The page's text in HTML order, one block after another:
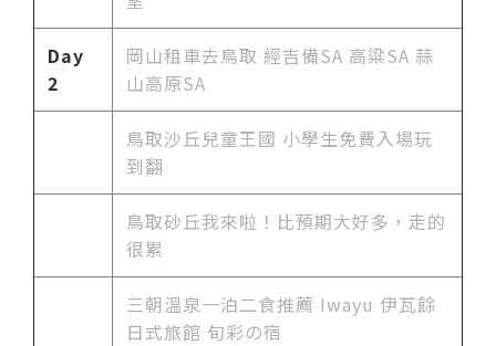
Day
2
岡山租車去鳥取 經吉備SA 高粱SA 蒜
山高原SA
鳥取沙丘兒童王國 小學生免費入場玩
到翻
鳥取砂丘我來啦！比預期大好多，走的
很累
三朝溫泉一泊二食推薦 Iwayu 伊瓦餘
日式旅館 旬彩の宿